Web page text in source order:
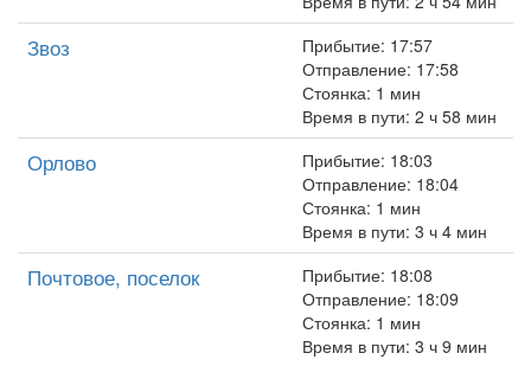
Звоз
Прибытие: 17:57
Отправление: 17:58
Стоянка: 1 мин
Время в пути: 2 ч 58 мин
Орлово
Прибытие: 18:03
Отправление: 18:04
Стоянка: 1 мин
Время в пути: 3 ч 4 мин
Почтовое, поселок
Прибытие: 18:08
Отправление: 18:09
Стоянка: 1 мин
Время в пути: 3 ч 9 мин